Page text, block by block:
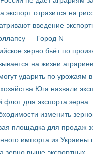
экспорт отразится на
введение
— Город N
зерно бьёт по
на жизни аграриев
ударить по урожаям
Юга назвали
флот для экспорта зерна
изменить
площадка для продаж
импорта из